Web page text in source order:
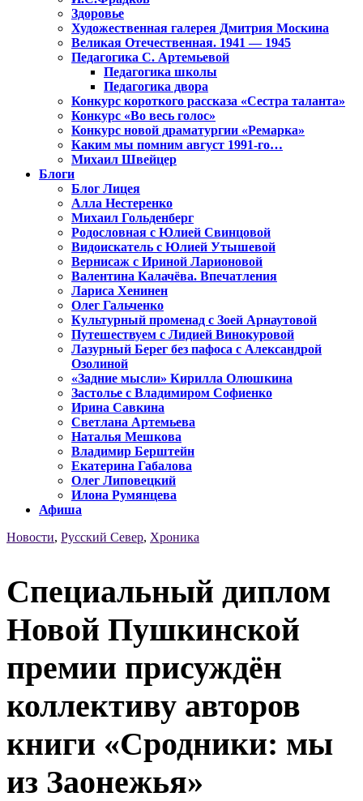
Здоровье
Художественная галерея Дмитрия Москина
Великая Отечественная. 1941 — 1945
Педагогика С. Артемьевой
Педагогика школы
Педагогика двора
Конкурс короткого рассказа «Сестра таланта»
Конкурс «Во весь голос»
Конкурс новой драматургии «Ремарка»
Каким мы помним август 1991-го…
Михаил Швейцер
Блоги
Блог Лицея
Алла Нестеренко
Михаил Гольденберг
Родословная с Юлией Свинцовой
Видоискатель с Юлией Утышевой
Вернисаж с Ириной Ларионовой
Валентина Калачёва. Впечатления
Лариса Хенинен
Олег Гальченко
Культурный променад с Зоей Арнаутовой
Путешествуем с Лидией Винокуровой
Лазурный Берег без пафоса с Александрой
Озолиной
«Задние мысли» Кирилла Олюшкина
Застолье с Владимиром Софиенко
Ирина Савкина
Светлана Артемьева
Наталья Мешкова
Владимир Берштейн
Екатерина Габалова
Олег Липовецкий
Илона Румянцева
Афиша
Новости, Русский Север, Хроника
Специальный диплом
Новой Пушкинской
премии присуждён
коллективу авторов
книги «Сродники: мы
из Заонежья»